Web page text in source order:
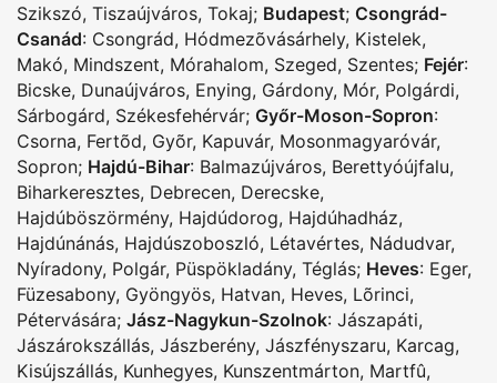
Szikszó, Tiszaújváros, Tokaj; Budapest; Csongrád-
Csanád: Csongrád, Hódmezõvásárhely, Kistelek,
Makó, Mindszent, Mórahalom, Szeged, Szentes; Fejér:
Bicske, Dunaújváros, Enying, Gárdony, Mór, Polgárdi,
Sárbogárd, Székesfehérvár; Győr-Moson-Sopron:
Csorna, Fertõd, Gyõr, Kapuvár, Mosonmagyaróvár,
Sopron; Hajdú-Bihar: Balmazújváros, Berettyóújfalu,
Biharkeresztes, Debrecen, Derecske,
Hajdúböszörmény, Hajdúdorog, Hajdúhadház,
Hajdúnánás, Hajdúszoboszló, Létavértes, Nádudvar,
Nyíradony, Polgár, Püspökladány, Téglás; Heves: Eger,
Füzesabony, Gyöngyös, Hatvan, Heves, Lõrinci,
Pétervására; Jász-Nagykun-Szolnok: Jászapáti,
Jászárokszállás, Jászberény, Jászfényszaru, Karcag,
Kisújszállás, Kunhegyes, Kunszentmárton, Martfû,